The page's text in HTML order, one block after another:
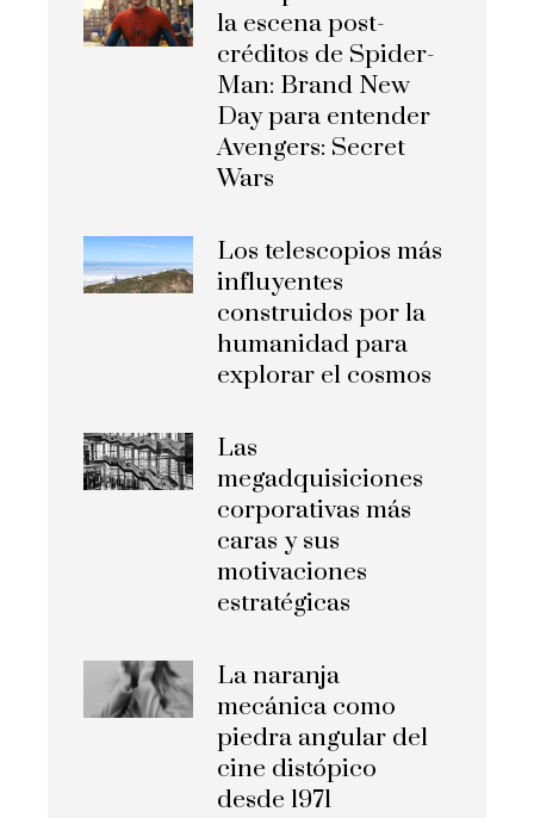
la escena post-
créditos de Spider-
Man: Brand New
Day para entender
Avengers: Secret
Wars
Los telescopios más
influyentes
construidos por la
humanidad para
explorar el cosmos
Las
megadquisiciones
corporativas más
caras y sus
motivaciones
estratégicas
La naranja
mecánica como
piedra angular del
cine distópico
desde 1971